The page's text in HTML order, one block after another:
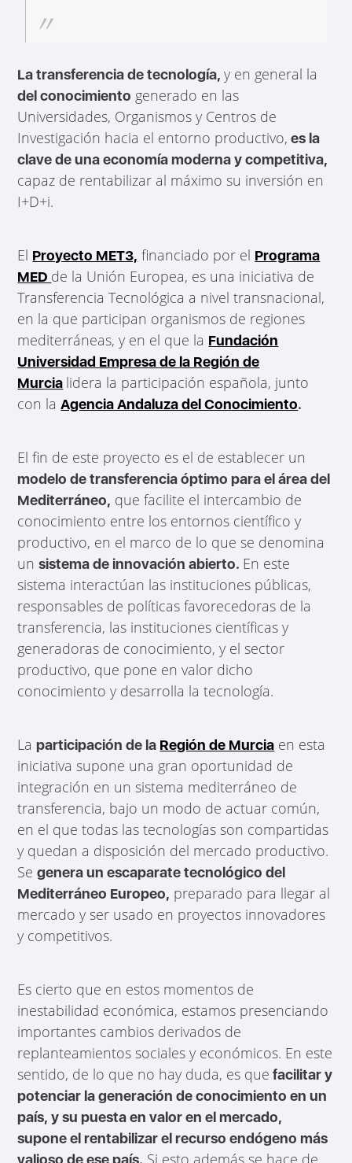
La transferencia de tecnología,y en general la
del conocimiento generado en las
Universidades, Organismos y Centros de
Investigación hacia el entorno productivo, es la
clave de una economía moderna y competitiva,
capaz de rentabilizar al máximo su inversión en
I+D+i.
El Proyecto MET3, financiado por el Programa
MED de la Unión Europea, es una iniciativa de
Transferencia Tecnológica a nivel transnacional,
en la que participan organismos de regiones
mediterráneas, y en el que la Fundación
Universidad Empresa de la Región de
Murcia lidera la participación española, junto
con laAgencia Andaluza del Conocimiento.
El fin de este proyecto es el de establecer un
modelo de transferencia óptimo para el área del
Mediterráneo, que facilite el intercambio de
conocimiento entre los entornos científico y
productivo, en el marco de lo que se denomina
unsistema de innovación abierto. En este
sistema interactúan las instituciones públicas,
responsables de políticas favorecedoras de la
transferencia, las instituciones científicas y
generadoras de conocimiento, y el sector
productivo, que pone en valor dicho
conocimiento y desarrolla la tecnología.
Laparticipación de la Región de Murcia en esta
iniciativa supone una gran oportunidad de
integración en un sistema mediterráneo de
transferencia, bajo un modo de actuar común,
en el que todas las tecnologías son compartidas
y quedan a disposición del mercado productivo.
Segenera un escaparate tecnológico del
Mediterráneo Europeo, preparado para llegar al
mercado y ser usado en proyectos innovadores
y competitivos.
Es cierto que en estos momentos de
inestabilidad económica, estamos presenciando
importantes cambios derivados de
replanteamientos sociales y económicos. En este
sentido, de lo que no hay duda, es que facilitar y
potenciar la generación de conocimiento en un
país, y su puesta en valor en el mercado,
supone el rentabilizar el recurso endógeno más
valioso de ese país. Si esto además se hace de